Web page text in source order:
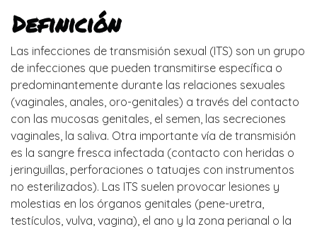
Definición
Las infecciones de transmisión sexual (ITS) son un grupo
de infecciones que pueden transmitirse específica o
predominantemente durante las relaciones sexuales
(vaginales, anales, oro-genitales) a través del contacto
con las mucosas genitales, el semen, las secreciones
vaginales, la saliva. Otra importante vía de transmisión
es la sangre fresca infectada (contacto con heridas o
jeringuillas, perforaciones o tatuajes con instrumentos
no esterilizados). Las ITS suelen provocar lesiones y
molestias en los órganos genitales (pene-uretra,
testículos, vulva, vagina), el ano y la zona perianal o la